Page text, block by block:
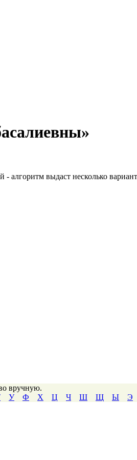
алгоритм выдаст несколько
вручную.
У Ф Х Ц Ч Ш Щ Ы Э